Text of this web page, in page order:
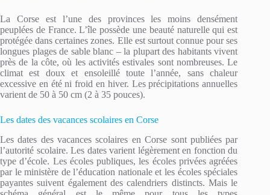
La Corse est l’une des provinces les moins densément
peuplées de France. L’île possède une beauté naturelle qui est
protégée dans certaines zones. Elle est surtout connue pour ses
longues plages de sable blanc – la plupart des habitants vivent
près de la côte, où les activités estivales sont nombreuses. Le
climat est doux et ensoleillé toute l’année, sans chaleur
excessive en été ni froid en hiver. Les précipitations annuelles
varient de 50 à 50 cm (2 à 35 pouces).
Les dates des vacances scolaires en Corse
Les dates des vacances scolaires en Corse sont publiées par
l’autorité scolaire. Les dates varient légèrement en fonction du
type d’école. Les écoles publiques, les écoles privées agréées
par le ministère de l’éducation nationale et les écoles spéciales
payantes suivent également des calendriers distincts. Mais le